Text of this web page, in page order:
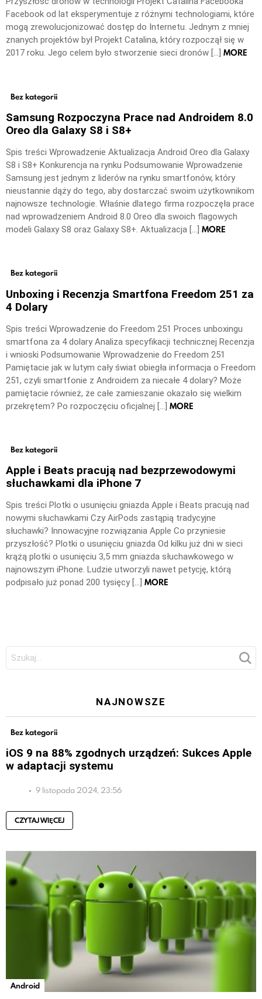
Facebook od lat eksperymentuje z różnymi technologiami, które
mogą zrewolucjonizować dostęp do Internetu. Jednym z mniej
znanych projektów był Projekt Catalina, który rozpoczął się w
2017 roku. Jego celem było stworzenie sieci dronów […] MORE
Bez kategorii
Samsung Rozpoczyna Prace nad Androidem 8.0
Oreo dla Galaxy S8 i S8+
Spis treści Wprowadzenie Aktualizacja Android Oreo dla Galaxy
S8 i S8+ Konkurencja na rynku Podsumowanie Wprowadzenie
Samsung jest jednym z liderów na rynku smartfonów, który
nieustannie dąży do tego, aby dostarczać swoim użytkownikom
najnowsze technologie. Właśnie dlatego firma rozpoczęła prace
nad wprowadzeniem Android 8.0 Oreo dla swoich flagowych
modeli Galaxy S8 oraz Galaxy S8+. Aktualizacja […] MORE
Bez kategorii
Unboxing i Recenzja Smartfona Freedom 251 za
4 Dolary
Spis treści Wprowadzenie do Freedom 251 Proces unboxingu
smartfona za 4 dolary Analiza specyfikacji technicznej Recenzja
i wnioski Podsumowanie Wprowadzenie do Freedom 251
Pamiętacie jak w lutym cały świat obiegła informacja o Freedom
251, czyli smartfonie z Androidem za niecałe 4 dolary? Może
pamiętacie również, że całe zamieszanie okazało się wielkim
przekrętem? Po rozpoczęciu oficjalnej […] MORE
Bez kategorii
Apple i Beats pracują nad bezprzewodowymi
słuchawkami dla iPhone 7
Spis treści Plotki o usunięciu gniazda Apple i Beats pracują nad
nowymi słuchawkami Czy AirPods zastąpią tradycyjne
słuchawki? Innowacyjne rozwiązania Apple Co przyniesie
przyszłość? Plotki o usunięciu gniazda Od kilku już dni w sieci
krążą plotki o usunięciu 3,5 mm gniazda słuchawkowego w
najnowszym iPhone. Ludzie utworzyli nawet petycję, którą
podpisało już ponad 200 tysięcy […] MORE
Szukaj:
NAJNOWSZE
Bez kategorii
iOS 9 na 88% zgodnych urządzeń: Sukces Apple
w adaptacji systemu
9 listopada 2024, 23:56
CZYTAJ WIĘCEJ
Android